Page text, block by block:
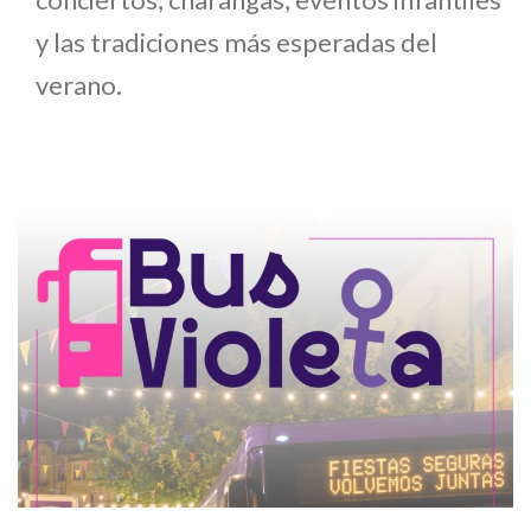
y las tradiciones más esperadas del
verano.